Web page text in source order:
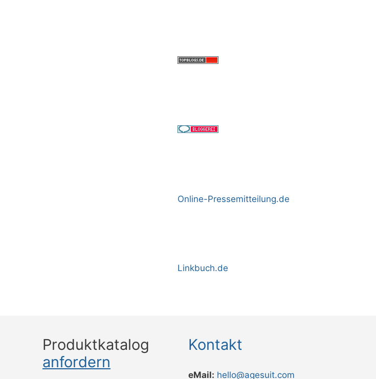
Online-Pressemitteilung.de
Linkbuch.de
Produktkatalog
anfordern
Kontakt
eMail: hello@agesuit.com